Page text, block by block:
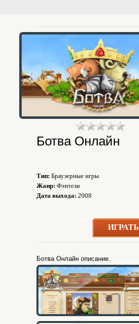
Ботва Онлайн
Тип: Браузерные игры
Жанр: Фэнтези
Дата выхода: 2008
ИГРАТЬ
Ботва Онлайн описание.